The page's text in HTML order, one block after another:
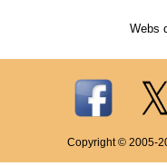
Webs
Copyright © 2005-